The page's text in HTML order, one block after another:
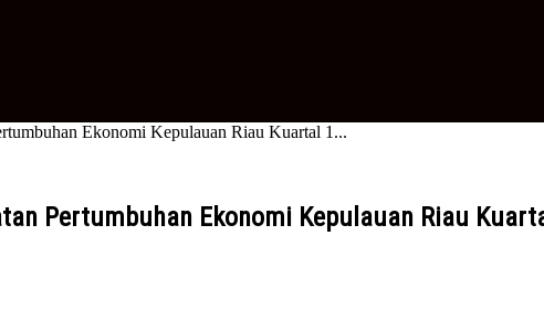
Ekonomi Kepulauan Riau Kuartal 1...
Pertumbuhan Ekonomi Kepulauan Riau